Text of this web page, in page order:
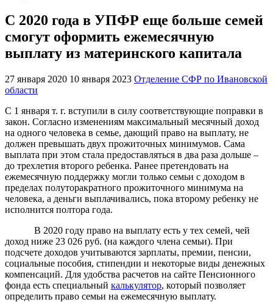
С 2020 года в УПФР еще больше семей
смогут оформить ежемесячную
выплату из материнского капитала
27 января 2020 10 января 2023 Отделение СФР по Ивановской
области
С 1 января т. г. вступили в силу соответствующие поправки в
закон. Согласно изменениям максимальный месячный доход
на одного человека в семье, дающий право на выплату, не
должен превышать двух прожиточных минимумов. Сама
выплата при этом стала предоставляться в два раза дольше –
до трехлетия второго ребенка. Ранее претендовать на
ежемесячную поддержку могли только семьи с доходом в
пределах полуторакратного прожиточного минимума на
человека, а деньги выплачивались, пока второму ребенку не
исполнится полтора года.
В 2020 году право на выплату есть у тех семей, чей
доход ниже 23 026 руб. (на каждого члена семьи). При
подсчете доходов учитываются зарплаты, премии, пенсии,
социальные пособия, стипендии и некоторые виды денежных
компенсаций. Для удобства расчетов на сайте Пенсионного
фонда есть специальный калькулятор, который позволяет
определить право семьи на ежемесячную выплату.